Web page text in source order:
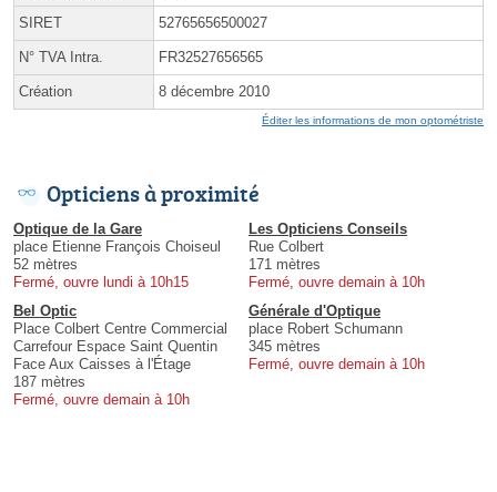
SIRET 52765656500027
N° TVA Intra. FR32527656565
Création 8 décembre 2010
Éditer les informations de mon optométriste
Opticiens à proximité
Optique de la Gare
place Etienne François Choiseul
52 mètres
Fermé, ouvre lundi à 10h15
Les Opticiens Conseils
Rue Colbert
171 mètres
Fermé, ouvre demain à 10h
Bel Optic
Place Colbert Centre Commercial
Carrefour Espace Saint Quentin
Face Aux Caisses à l'Étage
187 mètres
Fermé, ouvre demain à 10h
Générale d'Optique
place Robert Schumann
345 mètres
Fermé, ouvre demain à 10h